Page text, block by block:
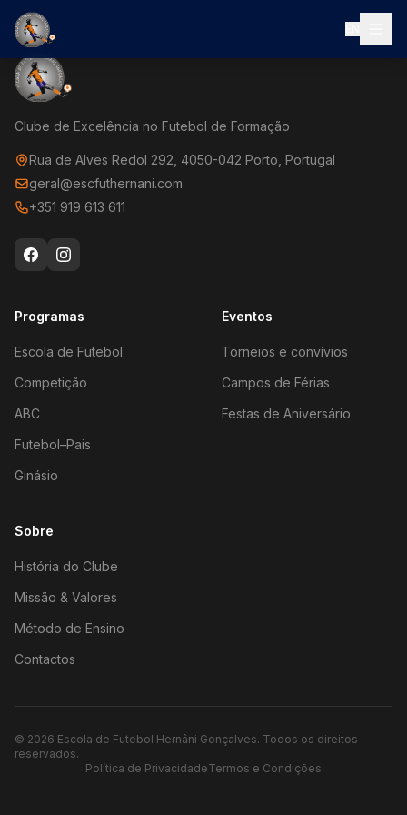
Clube de Excelência no Futebol de Formação
Rua de Alves Redol 292, 4050-042 Porto, Portugal
geral@escfuthernani.com
+351 919 613 611
Programas
Escola de Futebol
Competição
ABC
Futebol–Pais
Ginásio
Eventos
Torneios e convívios
Campos de Férias
Festas de Aniversário
Sobre
História do Clube
Missão & Valores
Método de Ensino
Contactos
© 2026 Escola de Futebol Hernâni Gonçalves. Todos os direitos
reservados.
Política de PrivacidadeTermos e Condições